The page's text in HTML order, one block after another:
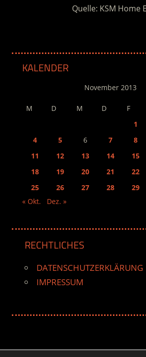
Quelle: KSM
KALENDER
November 2013
M D M D F
1
4
5 6 7 8
11
12 13 14 15
18
19 20 21 22
25
26 27 28 29
« Okt.
Dez. »
RECHTLICHES
DATENSCHUTZERKLÄRUNG
IMPRESSUM